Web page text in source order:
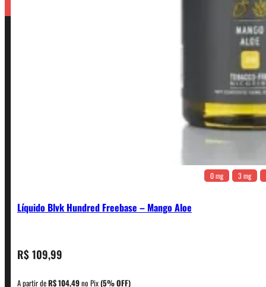
0 mg 3 mg
Líquido Blvk Hundred Freebase – Mango Aloe
R$109,99
A partir deR$104,49no Pix(5% OFF)
CONTATO